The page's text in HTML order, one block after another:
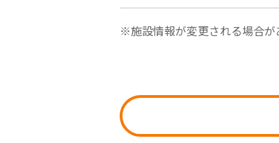
※施設情報が変更される場合が